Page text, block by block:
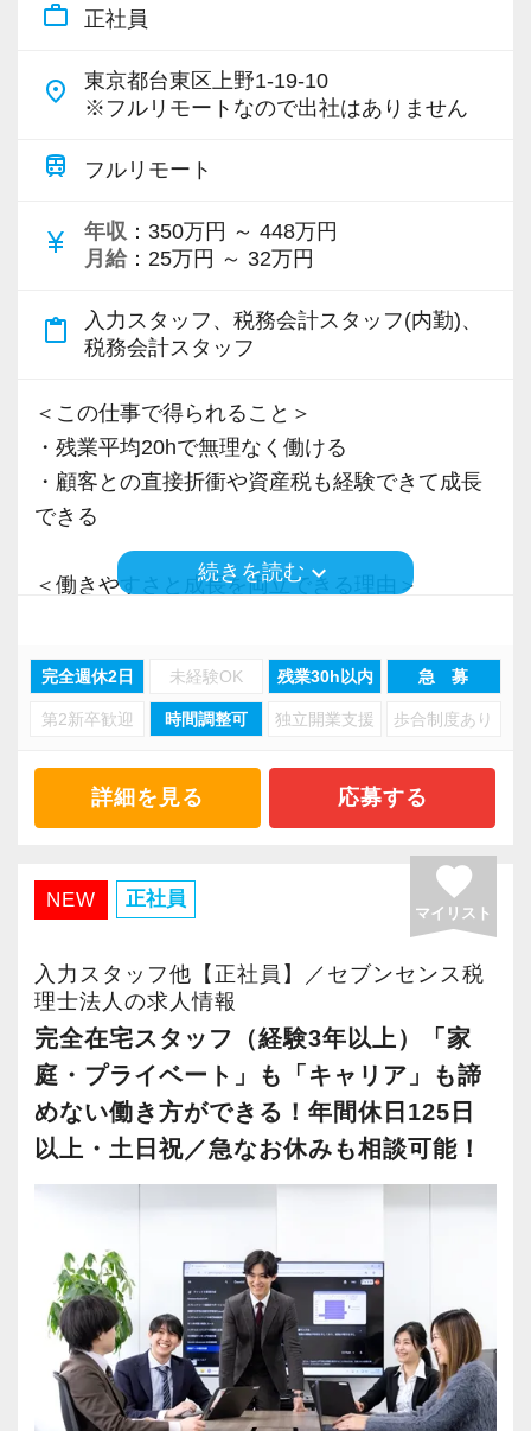
work_outline 正社員
place
東京都台東区上野1-19-10
※フルリモートなので出社はありません
train フルリモート
currency_yen 年収 ：350万円 ～ 448万円
月給 ：25万円 ～ 32万円
content_paste
入力スタッフ、税務会計スタッフ(内勤)、
税務会計スタッフ
＜この仕事で得られること＞
・残業平均20hで無理なく働ける
・顧客との直接折衝や資産税も経験できて成長
できる
＜働きやすさと成長を両立できる理由＞
・分業体制で業務負担を軽減
・顧客対応や提案業務に集中可能
・資産税や相続など専門性の高い案件あり
・経験値が自然と積み上がる環境
・有給取得率90％以上
・繁忙期も月30～40h程度
・男性の育休取得率100％
・テレワーク導入済み
・全席デュアルモニタ完備
＜幅広い経験・成長環境＞
・9割が紹介の安定基盤
・個人～大企業まで幅広く経験可能
・税務顧問＋資産税に関与
・相続／事業承継／M&Aにも対応
＜成長中の税理士法人＞
続きを読むkeyboard_arrow_down
完全週休2日 未経験OK 残業30h以内 急 募
第2新卒歓迎 時間調整可 独立開業支援 歩合制度あり
詳細を見る 応募する
NEW 正社員 favorite
マイリスト
入力スタッフ他【正社員】／セブンセンス税
理士法人の求人情報
完全在宅スタッフ（経験3年以上）「家
庭・プライベート」も「キャリア」も諦
めない働き方ができる！年間休日125日
以上・土日祝／急なお休みも相談可能！